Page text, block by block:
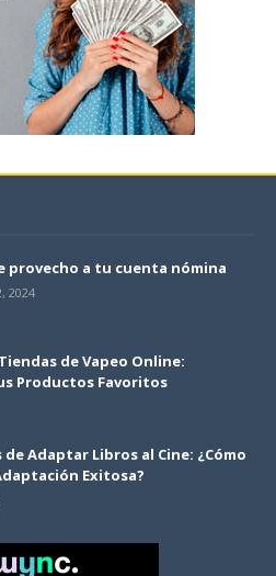
provecho a tu cuenta nómina
2024
de Vapeo Online:
Productos Favoritos
de Adaptar Libros al Cine: ¿Cómo
Exitosa?